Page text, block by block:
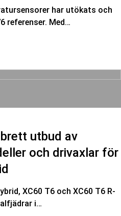
har utökats och
referenser. Med…
utbud av
och drivaxlar för
XC60 T6 och XC60 T6 R-
i…